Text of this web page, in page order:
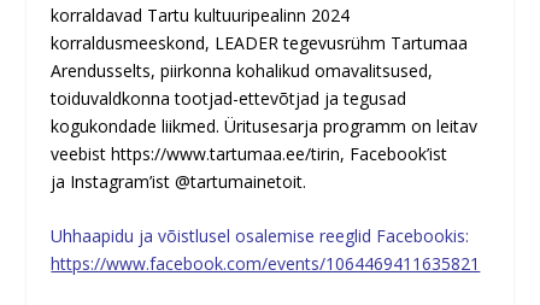
korraldavad Tartu kultuuripealinn 2024
korraldusmeeskond, LEADER tegevusrühm Tartumaa
Arendusselts, piirkonna kohalikud omavalitsused,
toiduvaldkonna tootjad-ettevõtjad ja tegusad
kogukondade liikmed. Üritusesarja programm on leitav
veebisthttps://www.tartumaa.ee/tirin, Facebook’ist
ja Instagram’ist @tartumainetoit.
Uhhaapidu ja võistlusel osalemise reeglid Facebookis:
https://www.facebook.com/events/1064469411635821